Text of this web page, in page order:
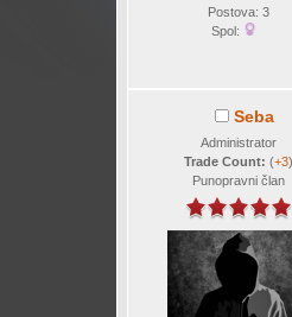
Postova: 3
Spol:
Seba
Administrator
Trade Count: (+3)
Punopravni član